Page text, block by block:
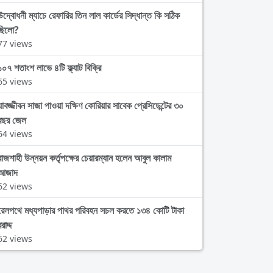
ম্যাচে রেফারির তিন লাল কার্ডের সিদ্ধান্ত কি সঠিক
views
শতাংশ লাভে ৪টি ফ্ল্যাট বিক্রি
views
সাজা পাওয়া দক্ষিণ কোরিয়ার সাবেক প্রেসিডেন্টের ৩০
জেল
views
উন্নয়ন কর্তৃপক্ষের চেয়ারম্যান হলেন আবুল কালাম
views
মধ্যপাড়ার পাথর পরিবহন সচল করতে ১৩৪ কোটি টাকা
views